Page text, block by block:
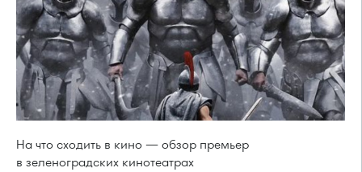
На что сходить в кино — обзор премьер
в зеленоградских кинотеатрах